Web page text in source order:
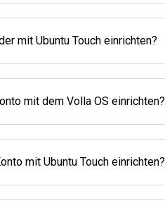
mit Ubuntu Touch einrichten?
mit dem Volla OS einrichten?
mit Ubuntu Touch einrichten?